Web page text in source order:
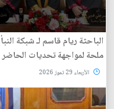
الباحثة ريام قاسم لـ شبكة
ملحة لمواجهة تحديات الحاضر
الأربعاء 29 تموز 2026